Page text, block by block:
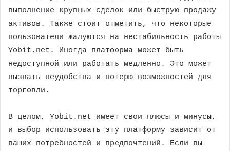
выполнение крупных сделок или быструю продажу
активов. Также стоит отметить, что некоторые
пользователи жалуются на нестабильность работы
Yobit.net. Иногда платформа может быть
недоступной или работать медленно. Это может
вызвать неудобства и потерю возможностей для
торговли.
В целом, Yobit.net имеет свои плюсы и минусы,
и выбор использовать эту платформу зависит от
ваших потребностей и предпочтений. Если вы